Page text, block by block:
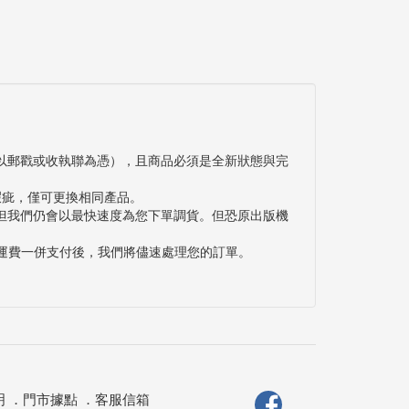
戳或收執聯為憑），且商品必須是全新狀態與完
，僅可更換相同產品。
們仍會以最快速度為您下單調貨。但恐原出版機
一併支付後，我們將儘速處理您的訂單。
． 門市據點． 客服信箱